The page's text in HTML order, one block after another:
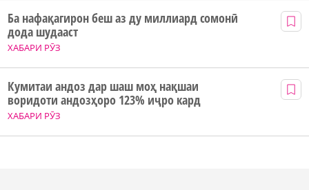
ХАБАРИ РӮЗ
Ба нафақагирон беш аз ду миллиард сомонӣ
дода шудааст
ХАБАРИ РӮЗ
Кумитаи андоз дар шаш моҳ нақшаи
воридоти андозҳоро 123% иҷро кард